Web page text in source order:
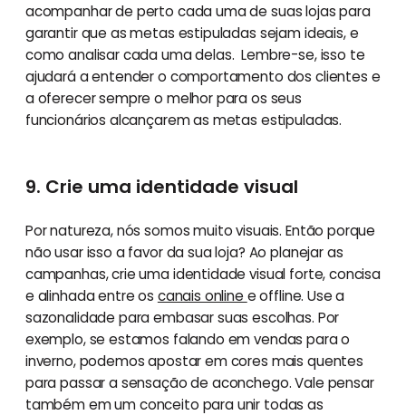
acompanhar de perto cada uma de suas lojas para
garantir que as metas estipuladas sejam ideais, e
como analisar cada uma delas. Lembre-se, isso te
ajudará a entender o comportamento dos clientes e
a oferecer sempre o melhor para os seus
funcionários alcançarem as metas estipuladas.
9. Crie uma identidade visual
Por natureza, nós somos muito visuais. Então porque
não usar isso a favor da sua loja? Ao planejar as
campanhas, crie uma identidade visual forte, concisa
e alinhada entre os canais online e offline. Use a
sazonalidade para embasar suas escolhas. Por
exemplo, se estamos falando em vendas para o
inverno, podemos apostar em cores mais quentes
para passar a sensação de aconchego. Vale pensar
também em um conceito para unir todas as